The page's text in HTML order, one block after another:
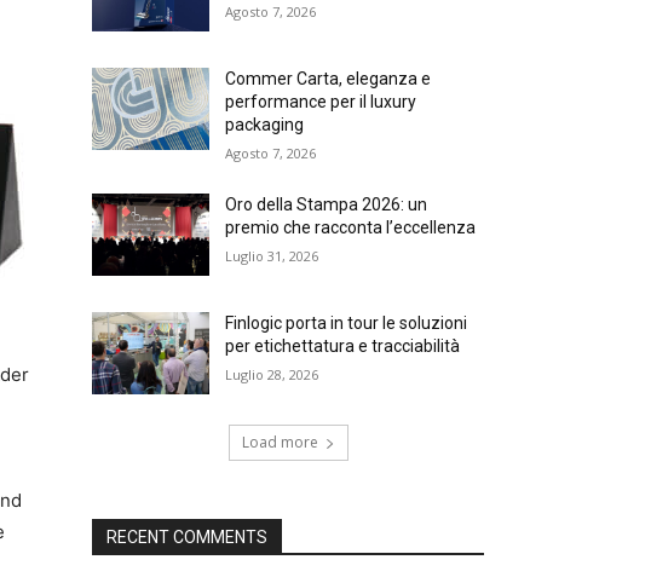
Agosto 7, 2026
Commer Carta, eleganza e
performance per il luxury
packaging
Agosto 7, 2026
Oro della Stampa 2026: un
premio che racconta l’eccellenza
Luglio 31, 2026
Finlogic porta in tour le soluzioni
per etichettatura e tracciabilità
Luglio 28, 2026
Load more
RECENT COMMENTS